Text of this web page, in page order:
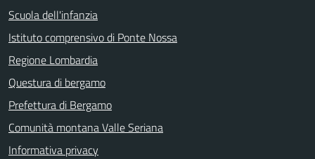
Scuola dell'infanzia
Istituto comprensivo di Ponte Nossa
Regione Lombardia
Questura di bergamo
Prefettura di Bergamo
Comunità montana Valle Seriana
Informativa privacy